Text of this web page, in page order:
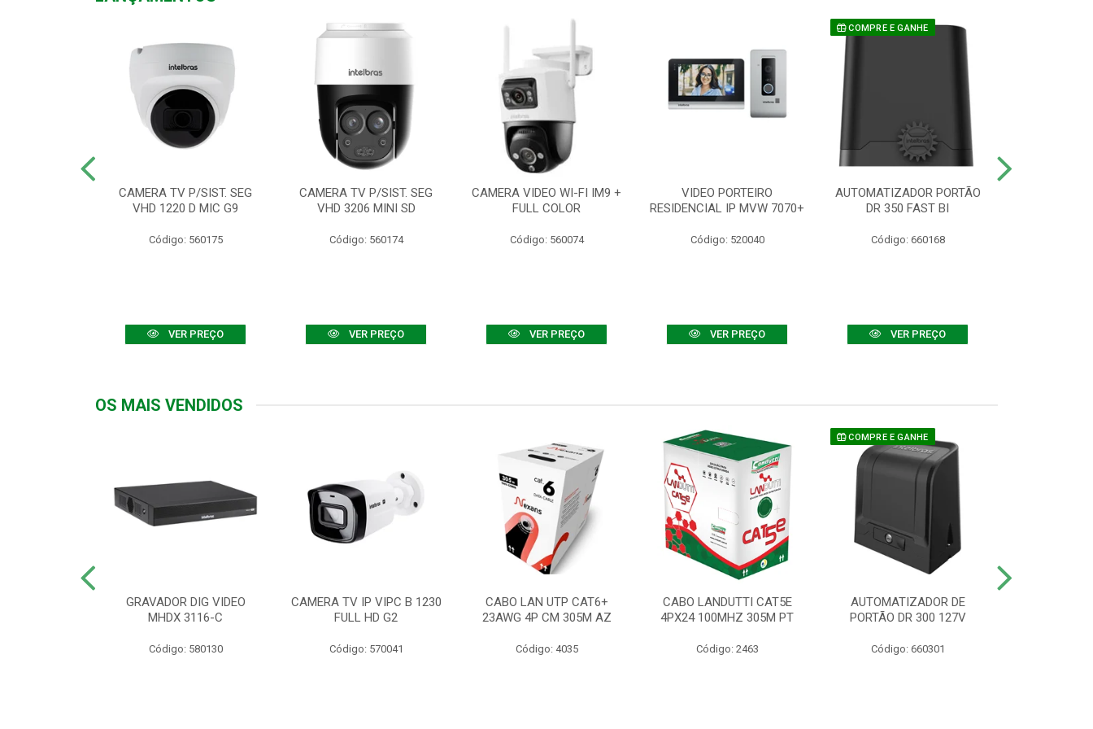
CAMERA TV P/SIST. SEG
VHD 1220 D MIC G9
Código: 560175
VER PREÇO
CAMERA TV P/SIST. SEG
VHD 3206 MINI SD
Código: 560174
VER PREÇO
CAMERA VIDEO WI-FI IM9 +
FULL COLOR
Código: 560074
VER PREÇO
VIDEO PORTEIRO
RESIDENCIAL IP MVW 7070+
Código: 520040
VER PREÇO
COMPRE E GANHE
AUTOMATIZADOR PORTÃO
DR 350 FAST BI
Código: 660168
VER PREÇO
OS MAIS VENDIDOS
GRAVADOR DIG VIDEO
MHDX 3116-C
Código: 580130
CAMERA TV IP VIPC B 1230
FULL HD G2
Código: 570041
CABO LAN UTP CAT6+
23AWG 4P CM 305M AZ
Código: 4035
CABO LANDUTTI CAT5E
4PX24 100MHZ 305M PT
Código: 2463
COMPRE E GANHE
AUTOMATIZADOR DE
PORTÃO DR 300 127V
Código: 660301